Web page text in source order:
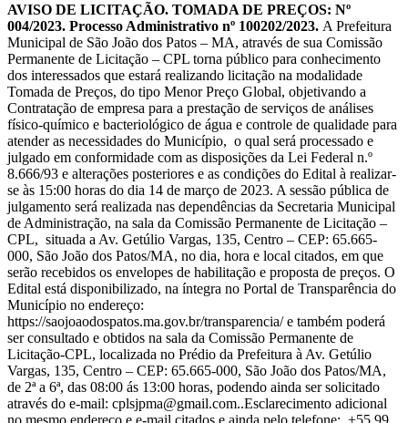
AVISO DE LICITAÇÃO. TOMADA DE PREÇOS: Nº
004/2023. Processo Administrativo nº 100202/2023. A Prefeitura
Municipal de São João dos Patos – MA, através de sua Comissão
Permanente de Licitação – CPL torna público para conhecimento
dos interessados que estará realizando licitação na modalidade
Tomada de Preços, do tipo Menor Preço Global, objetivando a
Contratação de empresa para a prestação de serviços de análises
físico-químico e bacteriológico de água e controle de qualidade para
atender as necessidades do Município, o qual será processado e
julgado em conformidade com as disposições da Lei Federal n.º
8.666/93 e alterações posteriores e as condições do Edital à realizar-
se às 15:00 horas do dia 14 de março de 2023. A sessão pública de
julgamento será realizada nas dependências da Secretaria Municipal
de Administração, na sala da Comissão Permanente de Licitação –
CPL, situada a Av. Getúlio Vargas, 135, Centro – CEP: 65.665-
000, São João dos Patos/MA, no dia, hora e local citados, em que
serão recebidos os envelopes de habilitação e proposta de preços. O
Edital está disponibilizado, na íntegra no Portal de Transparência do
Município no endereço:
https://saojoaodospatos.ma.gov.br/transparencia/ e também poderá
ser consultado e obtidos na sala da Comissão Permanente de
Licitação-CPL, localizada no Prédio da Prefeitura à Av. Getúlio
Vargas, 135, Centro – CEP: 65.665-000, São João dos Patos/MA,
de 2ª a 6ª, das 08:00 ás 13:00 horas, podendo ainda ser solicitado
através do e-mail: cplsjpma@gmail.com..Esclarecimento adicional
no mesmo endereço e e-mail citados e ainda pelo telefone: +55 99